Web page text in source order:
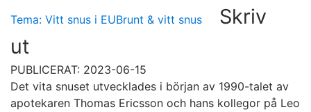
Tema: Vitt snus i EUBrunt & vitt snus
Skriv
ut
PUBLICERAT: 2023-06-15
Det vita snuset utvecklades i början av 1990-talet av
apotekaren Thomas Ericsson och hans kollegor på Leo